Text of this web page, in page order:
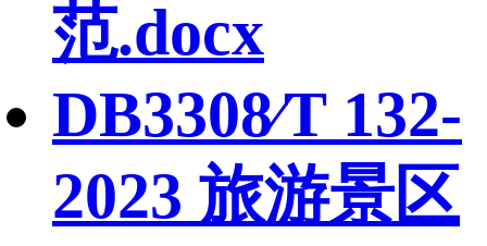
范.docx
DB3308∕T 132-
2023 旅游景区